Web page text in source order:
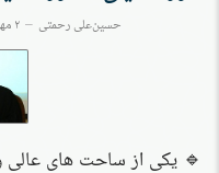
حسین‌علی رحمتی ۲ مهر ۱۳۹۶
🔹 یکی از ساحت های عالی